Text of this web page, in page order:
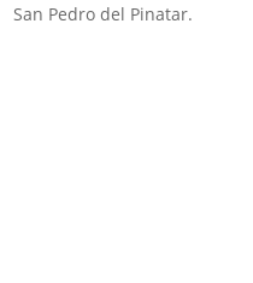
San Pedro del Pinatar.